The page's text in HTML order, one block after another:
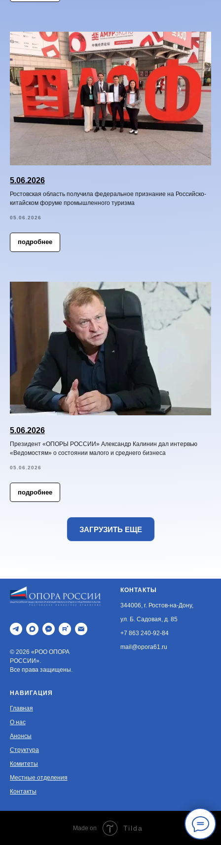
5.06.2026
Ростовская область получила федеральное признание на Российско-
китайском форуме промышленного туризма
05.06.2026
подробнее
5.06.2026
Президент «ОПОРЫ РОССИИ» Александр Калинин дал интервью
«Ведомостям» о состоянии малого и среднего бизнеса
05.06.2026
подробнее
ЗАГРУЗИТЬ ЕЩЕ
© 2026 «РОО ОПОРА
РОССИИ».
Все права защищены.
КОНТАКТЫ
344006, г. Ростов-на-Дону,
ул. Б. Садовая, д. 85
+7 863 240-92-84
mail@opora61.ru
НАВИГАЦИЯ
Главная
О нас
Анонсы
Структура
Комитеты
Местные отделения
Контакты
Made on Tilda